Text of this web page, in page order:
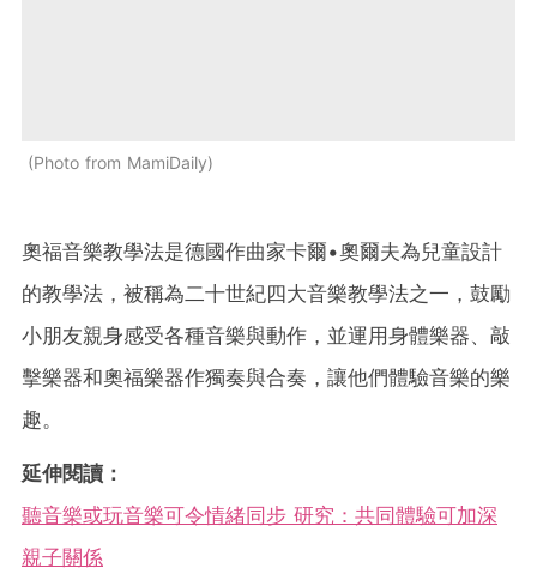
Photo from MamiDaily
奧福音樂教學法是德國作曲家卡爾•奧爾夫為兒童設計
的教學法，被稱為二十世紀四大音樂教學法之一，鼓勵
小朋友親身感受各種音樂與動作，並運用身體樂器、敲
擊樂器和奧福樂器作獨奏與合奏，讓他們體驗音樂的樂
趣。
延伸閱讀：
聽音樂或玩音樂可令情緒同步 研究：共同體驗可加深
親子關係